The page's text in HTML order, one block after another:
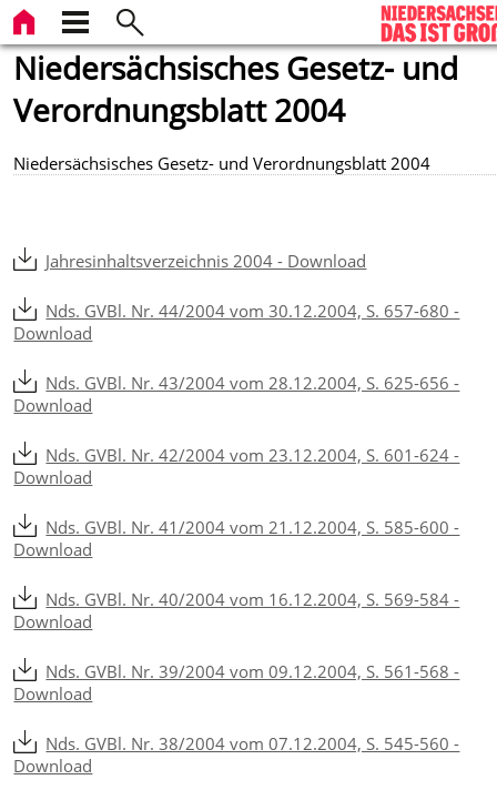
Niedersächsisches Gesetz- und
Verordnungsblatt 2004
Niedersächsisches Gesetz- und Verordnungsblatt 2004
Jahresinhaltsverzeichnis 2004 - Download
Nds. GVBl. Nr. 44/2004 vom 30.12.2004, S. 657-680 -
Download
Nds. GVBl. Nr. 43/2004 vom 28.12.2004, S. 625-656 -
Download
Nds. GVBl. Nr. 42/2004 vom 23.12.2004, S. 601-624 -
Download
Nds. GVBl. Nr. 41/2004 vom 21.12.2004, S. 585-600 -
Download
Nds. GVBl. Nr. 40/2004 vom 16.12.2004, S. 569-584 -
Download
Nds. GVBl. Nr. 39/2004 vom 09.12.2004, S. 561-568 -
Download
Nds. GVBl. Nr. 38/2004 vom 07.12.2004, S. 545-560 -
Download